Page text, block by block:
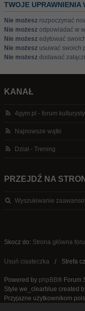
TWOJE UPRAWNIENIA
Nie możesz rozpoczynać
Nie możesz odpowiadać w
Nie możesz edytować
Nie możesz usuwać swoich
Nie możesz dodawać
KANAŁ
4gym.pl - forum
Najnowsze wątki
Dział - Trening
PRZEJDŹ NA
Wyszukiwanie
Skocz do: Strona główna
Usuń ciasteczka Strefa
Powered by phpBB® Forum
Style we_clearblue created
Przyjazne użytkownikom